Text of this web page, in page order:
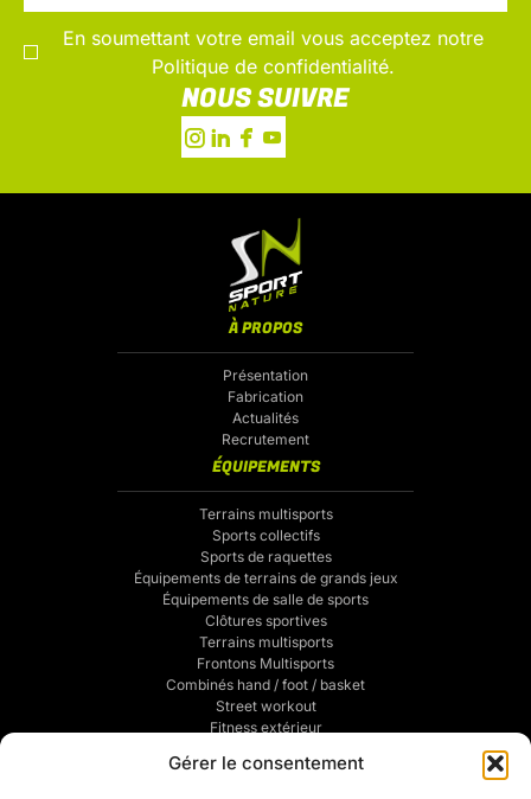
Gérer le consentement
En soumettant votre email vous acceptez notre
Politique de confidentialité.
NOUS SUIVRE
À PROPOS
Présentation
Fabrication
Actualités
Recrutement
ÉQUIPEMENTS
Terrains multisports
Sports collectifs
Sports de raquettes
Équipements de terrains de grands jeux
Équipements de salle de sports
Clôtures sportives
Terrains multisports
Frontons Multisports
Combinés hand / foot / basket
Street workout
Fitness extérieur
Traçage de terrains de sports